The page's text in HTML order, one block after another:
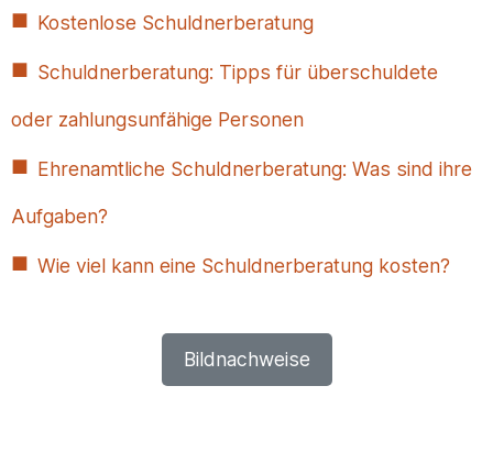
Kostenlose Schuldnerberatung
Schuldnerberatung: Tipps für überschuldete
oder zahlungsunfähige Personen
Ehrenamtliche Schuldnerberatung: Was sind ihre
Aufgaben?
Wie viel kann eine Schuldnerberatung kosten?
Bildnachweise